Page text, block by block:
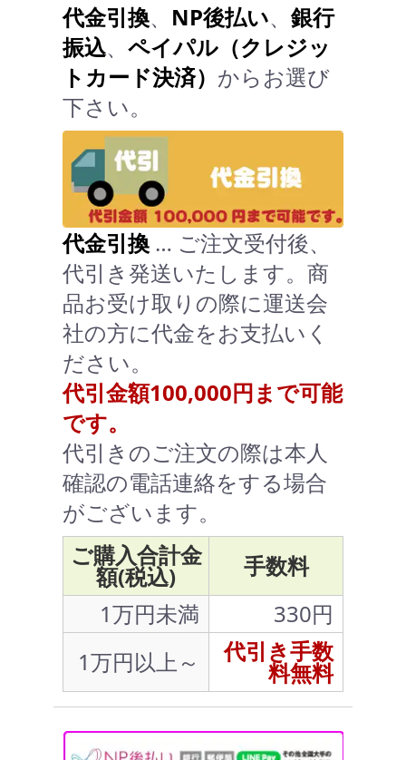
代金引換、 NP後払い、 銀行
振込、 ペイパル（クレジッ
トカード決済） からお選び
下さい。
代金引換 … ご注文受付後、
代引き発送いたします。商
品お受け取りの際に運送会
社の方に代金をお支払いく
ださい。
代引金額100,000円まで可能
です。
代引きのご注文の際は本人
確認の電話連絡をする場合
がございます。
ご購入合計金
額(税込)
手数料
1万円未満
330円
1万円以上～
代引き手数
料無料